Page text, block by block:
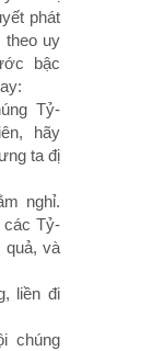
phát
theo uy
bậc
Tỷ-
hãy
ta đị
nghỉ.
các Tỷ-
quả, và
liền đi
chúng